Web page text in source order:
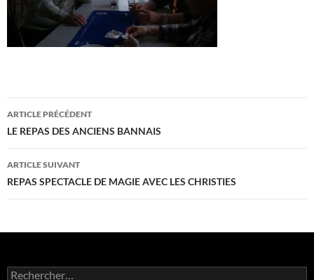
Navigation
des
articles
ARTICLE PRÉCÉDENT
LE REPAS DES ANCIENS BANNAIS
ARTICLE SUIVANT
REPAS SPECTACLE DE MAGIE AVEC LES CHRISTIES
Rechercher :